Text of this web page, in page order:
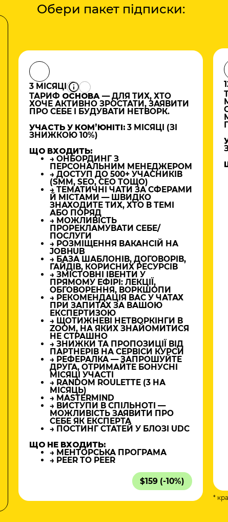
Обери пакет підписки:
3 МІСЯЦІ
ТАРИФ ОСНОВА — ДЛЯ ТИХ, ХТО
ХОЧЕ АКТИВНО ЗРОСТАТИ, ЗАЯВИТИ
ПРО СЕБЕ І БУДУВАТИ НЕТВОРК.
УЧАСТЬ У КОМʼЮНІТІ: 3 МІСЯЦІ (ЗІ
ЗНИЖКОЮ 10%)
ЩО ВХОДИТЬ:
→ ОНБОРДИНГ З
ПЕРСОНАЛЬНИМ МЕНЕДЖЕРОМ
→ ДОСТУП ДО 500+ УЧАСНИКІВ
(SMM, SEO, CEO ТОЩО)
→ ТЕМАТИЧНІ ЧАТИ ЗА СФЕРАМИ
Й МІСТАМИ — ШВИДКО
ЗНАХОДИТЕ ТИХ, ХТО В ТЕМІ
АБО ПОРЯД
→ МОЖЛИВІСТЬ
ПРОРЕКЛАМУВАТИ СЕБЕ/
ПОСЛУГИ
→ РОЗМІЩЕННЯ ВАКАНСІЙ НА
JOBHUB
→ БАЗА ШАБЛОНІВ, ДОГОВОРІВ,
ГАЙДІВ, КОРИСНИХ РЕСУРСІВ
→ ЗМІСТОВНІ ІВЕНТИ У
ПРЯМОМУ ЕФІРІ: ЛЕКЦІЇ,
ОБГОВОРЕННЯ, ВОРКШОПИ
→ РЕКОМЕНДАЦІЯ ВАС У ЧАТАХ
ПРИ ЗАПИТАХ ЗА ВАШОЮ
ЕКСПЕРТИЗОЮ
→ ЩОТИЖНЕВІ НЕТВОРКІНГИ В
ZOOM, НА ЯКИХ ЗНАЙОМИТИСЯ
НЕ СТРАШНО
→ ЗНИЖКИ ТА ПРОПОЗИЦІЇ ВІД
ПАРТНЕРІВ НА СЕРВІСИ КУРСИ
→ РЕФЕРАЛКА — ЗАПРОШУЙТЕ
ДРУГА, ОТРИМАЙТЕ БОНУСНІ
МІСЯЦІ УЧАСТІ
→ RANDOM ROULETTE (3 НА
МІСЯЦЬ)
→ MASTERMIND
→ ВИСТУПИ В СПІЛЬНОТІ —
МОЖЛИВІСТЬ ЗАЯВИТИ ПРО
СЕБЕ ЯК ЕКСПЕРТА
→ ПОСТИНГ СТАТЕЙ У БЛОЗІ UDC
ЩО НЕ ВХОДИТЬ:
→ МЕНТОРСЬКА ПРОГРАМА
→ PEER TO PEER
$159 (-10%)
*